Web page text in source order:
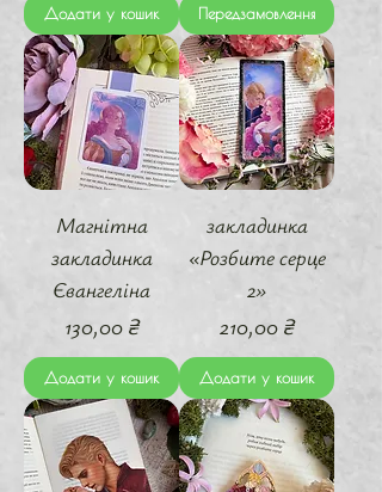
Додати у кошик Передзамовлення
Магнітна
закладинка
Євангеліна
Ціна
130,00 ₴
Додати у кошик
закладинка
«Розбите серце
2»
Ціна
210,00 ₴
Додати у кошик